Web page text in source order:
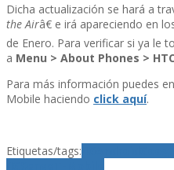
Dicha actualización se hará a
the Airâ€ e irá apareciendo en
de Enero. Para verificar si ya le
a Menu > About Phones >
Para más información puedes
Mobile haciendo click aquí­.
Etiquetas/tags: